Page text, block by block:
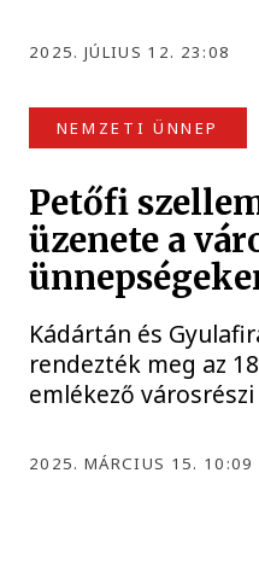
2025. JÚLIUS 12. 23:08
NEMZETI ÜNNEP
Petőfi
üzenete a
Kádártán és
rendezték meg az
emlékező
2025. MÁRCIUS 15. 10:09